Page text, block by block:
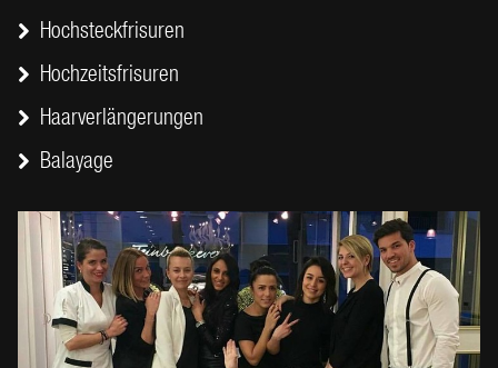
Hochsteckfrisuren
Hochzeitsfrisuren
Haarverlängerungen
Balayage